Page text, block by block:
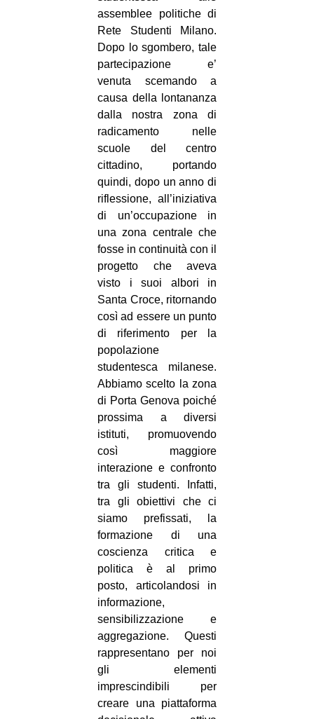
assemblee politiche di
Rete Studenti Milano.
Dopo lo sgombero, tale
partecipazione e’
venuta scemando a
causa della lontananza
dalla nostra zona di
radicamento nelle
scuole del centro
cittadino, portando
quindi, dopo un anno di
riflessione, all’iniziativa
di un’occupazione in
una zona centrale che
fosse in continuità con il
progetto che aveva
visto i suoi albori in
Santa Croce, ritornando
così ad essere un punto
di riferimento per la
popolazione
studentesca milanese.
Abbiamo scelto la zona
di Porta Genova poiché
prossima a diversi
istituti, promuovendo
così maggiore
interazione e confronto
tra gli studenti. Infatti,
tra gli obiettivi che ci
siamo prefissati, la
formazione di una
coscienza critica e
politica è al primo
posto, articolandosi in
informazione,
sensibilizzazione e
aggregazione. Questi
rappresentano per noi
gli elementi
imprescindibili per
creare una piattaforma